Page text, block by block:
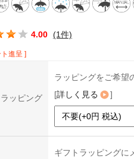
4.00 (1件)
進呈 ]
ッピング
ラッピングをご希望
[詳しく見る ]
ギフトラッピングに